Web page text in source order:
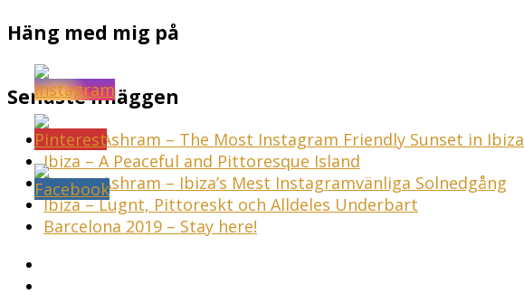
Häng med mig på
Senaste inläggen
Sunset Ashram – The Most Instagram Friendly Sunset in Ibiza
Ibiza – A Peaceful and Pittoresque Island
Sunset Ashram – Ibiza’s Mest Instagramvänliga Solnedgång
Ibiza – Lugnt, Pittoreskt och Alldeles Underbart
Barcelona 2019 – Stay here!